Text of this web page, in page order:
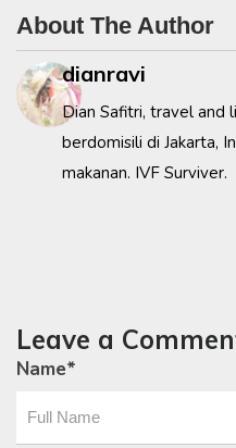
About The Author
dianravi
Dian Safitri, travel and
berdomisili di Jakarta,
makanan. IVF Surviver.
Leave a
Name*